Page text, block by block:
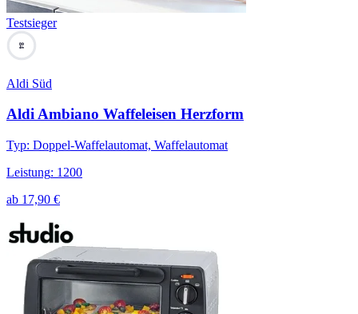
Testsieger
84
Aldi Süd
Aldi Ambiano Waffeleisen Herzform
Typ: Doppel-Waffelautomat, Waffelautomat
Leistung: 1200
ab 17,90 €